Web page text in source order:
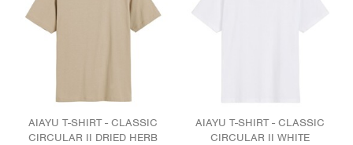
AIAYU T-SHIRT - CLASSIC
CIRCULAR II DRIED HERB
AIAYU T-SHIRT - CLASSIC
CIRCULAR II WHITE